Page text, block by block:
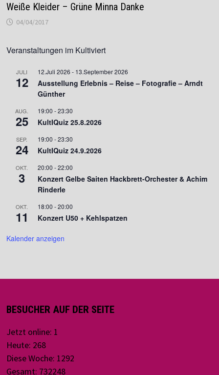
Weiße Kleider – Grüne Minna Danke
04/04/2017
Veranstaltungen im Kultiviert
JULI
12
12.Juli 2026 - 13.September 2026
Ausstellung Erlebnis – Reise – Fotografie – Arndt
Günther
AUG.
25
19:00 -23:30
KultIQuiz 25.8.2026
SEP.
24
19:00 -23:30
KultIQuiz 24.9.2026
OKT.
3
20:00 -22:00
Konzert Gelbe Saiten Hackbrett-Orchester & Achim
Rinderle
OKT.
11
18:00 -20:00
Konzert U50 + Kehlspatzen
Kalender anzeigen
BESUCHER AUF DER SEITE
Jetzt online: 1
Heute: 268
Diese Woche: 1292
Gesamt: 732248